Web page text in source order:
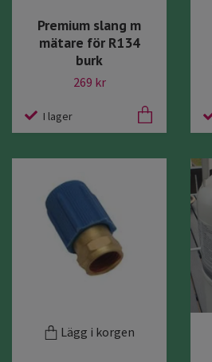
Premium slang m
mätare för R134
burk
269 kr
I lager
Lägg i korgen